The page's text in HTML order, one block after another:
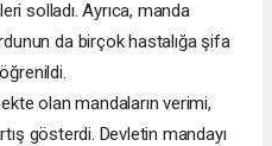
solladı. Ayrıca, manda
da birçok hastalığa şifa
olan mandaların verimi,
gösterdi. Devletin mandayı